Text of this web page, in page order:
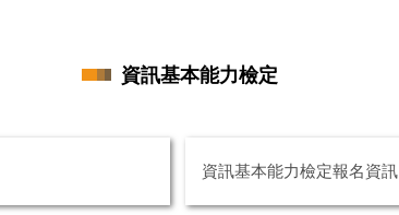
資訊基本能力檢定
資訊基本能力檢定報名資訊